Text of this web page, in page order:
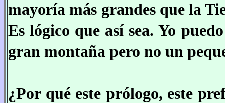
mayoría más grandes que la
Es lógico que así sea. Yo
gran montaña pero no un
¿Por qué este prólogo, este